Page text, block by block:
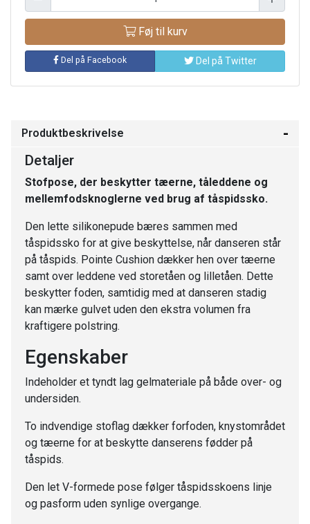
Føj til kurv
Del på Facebook Del på Twitter
Produktbeskrivelse
Detaljer
Stofpose, der beskytter tæerne, tåleddene og
mellemfodsknoglerne ved brug af tåspidssko.
Den lette silikonepude bæres sammen med
tåspidssko for at give beskyttelse, når danseren står
på tåspids. Pointe Cushion dækker hen over tæerne
samt over leddene ved storetåen og lilletåen. Dette
beskytter foden, samtidig med at danseren stadig
kan mærke gulvet uden den ekstra volumen fra
kraftigere polstring.
Egenskaber
Indeholder et tyndt lag gelmateriale på både over- og
undersiden.
To indvendige stoflag dækker forfoden, knystområdet
og tæerne for at beskytte danserens fødder på
tåspids.
Den let V-formede pose følger tåspidsskoens linje
og pasform uden synlige overgange.